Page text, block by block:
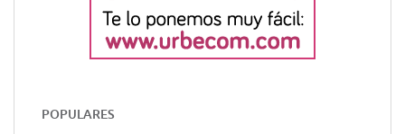
POPULARES